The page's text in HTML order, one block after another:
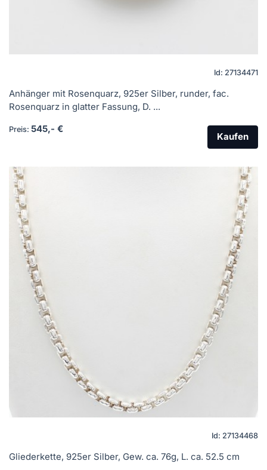
Id: 27134471
Anhänger mit Rosenquarz, 925er Silber, runder, fac.
Rosenquarz in glatter Fassung, D. ...
Preis: 545,- €
Kaufen
Id: 27134468
Gliederkette, 925er Silber, Gew. ca. 76g, L. ca. 52.5 cm